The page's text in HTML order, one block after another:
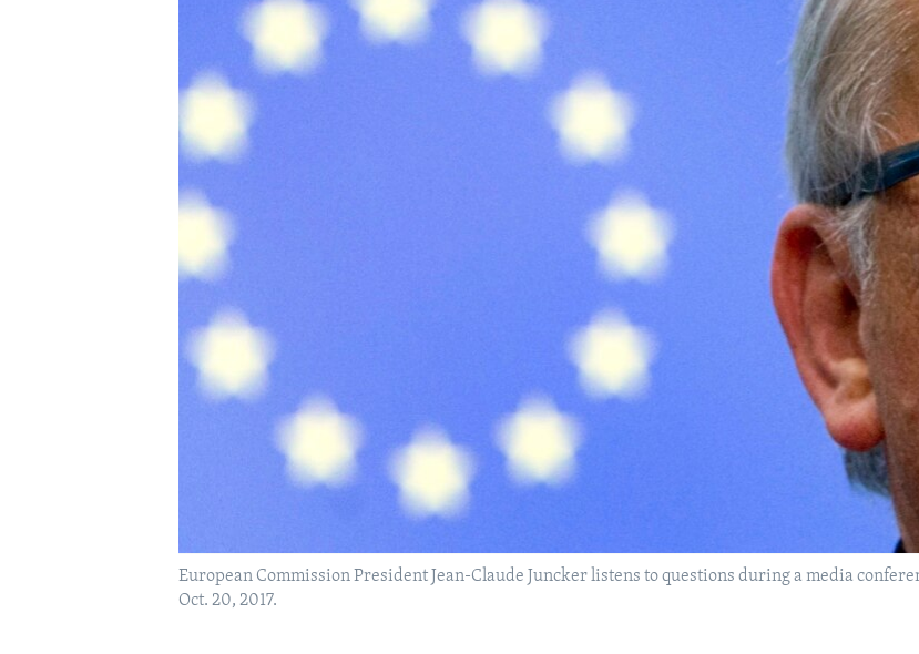
European Commission President Jean-Claude Juncker listens to questions during a media
Oct. 20, 2017.